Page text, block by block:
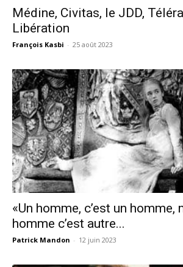
Médine, Civitas, le JDD,
Libération
François Kasbi - 25 août 2023
«Un homme, c’est un homme,
homme c’est autre...
Patrick Mandon - 12 juin 2023